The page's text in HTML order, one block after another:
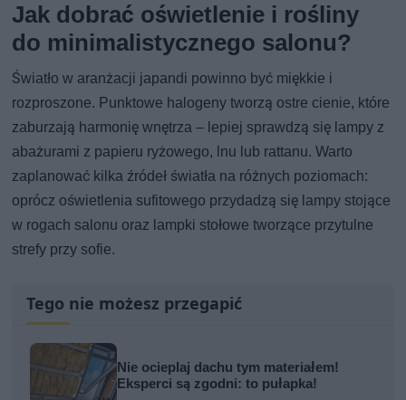
Jak dobrać oświetlenie i rośliny
do minimalistycznego salonu?
Światło w aranżacji japandi powinno być miękkie i
rozproszone. Punktowe halogeny tworzą ostre cienie, które
zaburzają harmonię wnętrza – lepiej sprawdzą się lampy z
abażurami z papieru ryżowego, lnu lub rattanu. Warto
zaplanować kilka źródeł światła na różnych poziomach:
oprócz oświetlenia sufitowego przydadzą się lampy stojące
w rogach salonu oraz lampki stołowe tworzące przytulne
strefy przy sofie.
Tego nie możesz przegapić
Nie ocieplaj dachu tym materiałem!
Eksperci są zgodni: to pułapka!